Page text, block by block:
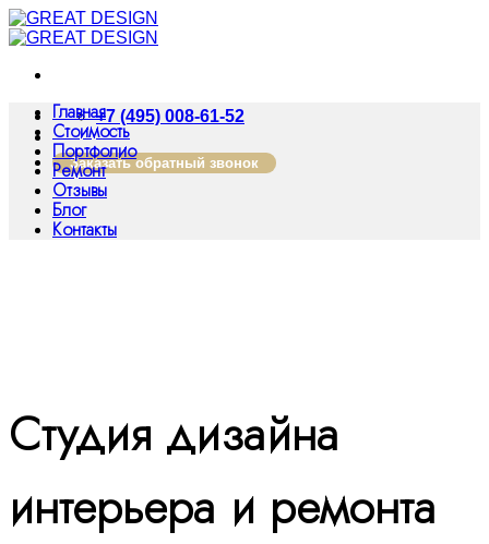
Skip
to
+7 (495) 008-61-52
Заказать обратный звонок
Главная
Стоимость
Портфолио
Ремонт
Отзывы
Блог
Контакты
Студия дизайна
интерьера и ремонта